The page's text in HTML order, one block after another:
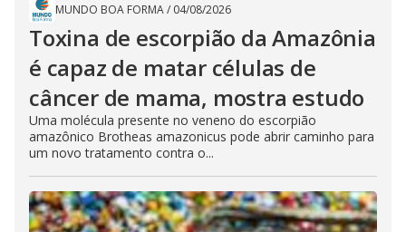
MUNDO BOA FORMA/ 04/08/2026
Toxina de escorpião da Amazônia
é capaz de matar células de
câncer de mama, mostra estudo
Uma molécula presente no veneno do escorpião
amazônico Brotheas amazonicus pode abrir caminho para
um novo tratamento contra o...